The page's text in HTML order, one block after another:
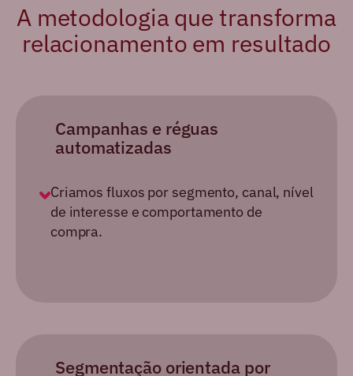
A metodologia que transforma
relacionamento em resultado
Campanhas e réguas
automatizadas
Criamos fluxos por segmento, canal, nível
de interesse e comportamento de
compra.
Segmentação orientadapor